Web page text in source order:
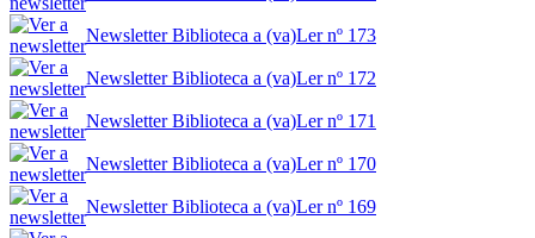
Newsletter Biblioteca a (va)Ler nº 173
Newsletter Biblioteca a (va)Ler nº 172
Newsletter Biblioteca a (va)Ler nº 171
Newsletter Biblioteca a (va)Ler nº 170
Newsletter Biblioteca a (va)Ler nº 169